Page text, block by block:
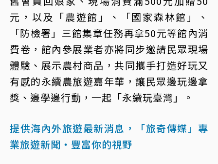
元，以及「農遊館」、「國家森林館」、
「防檢署」三館集章任務再拿50元等館內消
費卷，館內參展業者亦將同步邀請民眾現場
體驗、展示農村商品，共同攜手打造好玩又
有感的永續農旅遊嘉年華，讓民眾邊玩邊拿
獎、邊學邊行動，一起「永續玩臺灣」。
提供海內外旅遊最新消息，「旅奇傳媒」專
業旅遊新聞‧豐富你的視野